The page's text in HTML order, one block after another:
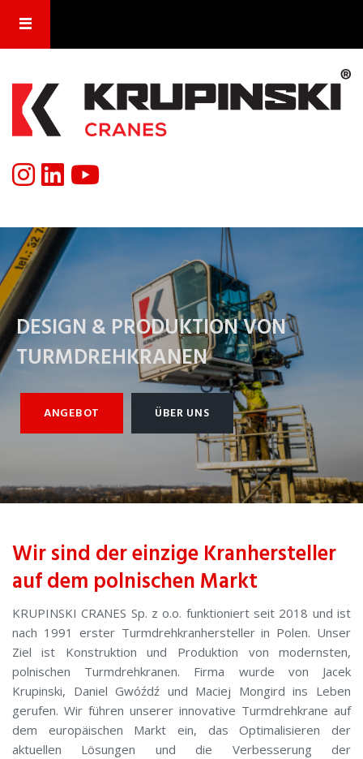
DESIGN & PRODUKTION VON
TURMDREHKRANEN
ANGEBOT ÜBER UNS
Wir sind der einzige Kranhersteller
auf dem polnischen Markt
KRUPINSKI CRANES Sp. z o.o. funktioniert seit 2018 und ist
nach 1991 erster Turmdrehkranhersteller in Polen. Unser
Ziel ist Konstruktion und Produktion von modernsten,
polnischen Turmdrehkranen. Firma wurde von Jacek
Krupinski, Daniel Gwóźdź und Maciej Mongird ins Leben
gerufen. Wir führen unserer innovative Turmdrehkrane auf
dem europäischen Markt ein, das Optimalisieren der
aktuellen Lösungen und die Verbesserung der